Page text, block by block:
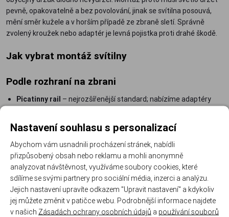
pevně, opakovatelně a bez povolování, jinak se svítilna posouvá,
mění směr kužele a v horším případě ze zbraně sletí. Správně
zvolený kroužek nebo adaptér je levná pojistka proti drahé škodě.
Jak vybrat montáž svítilny
Podle rozhraní na zbrani
Picatinny rail – nejrozšířenější standard; nabízíme adaptéry
kategoriimontáže a weaver lišty.
úhlové montáže Nightstick pro svítilny řady LGL kotvíte přímo
do drážek předpažbí.
Násuvné uchycení– montážní kroužky UTG se nasouvají přímo
na zbraň, Walther pak nabízí montáž svítilny na tělo
puškohledu.
Nastavení souhlasu s personalizací
Abychom vám usnadnili procházení stránek, nabídli
přizpůsobený obsah nebo reklamu a mohli anonymně
analyzovat návštěvnost, využíváme soubory cookies, které
sdílíme se svými partnery pro sociální média, inzerci a analýzu.
Jejich nastavení upravíte odkazem "Upravit nastavení" a kdykoliv
jej můžete změnit v patičce webu. Podrobnější informace najdete
v našich Zásadách ochrany osobních údajů a používání souborů